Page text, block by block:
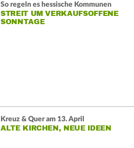
So regeln es hessische Kommunen
STREIT UM VERKAUFSOFFENE
SONNTAGE
Kreuz & Quer am 13. April
ALTE KIRCHEN, NEUE IDEEN